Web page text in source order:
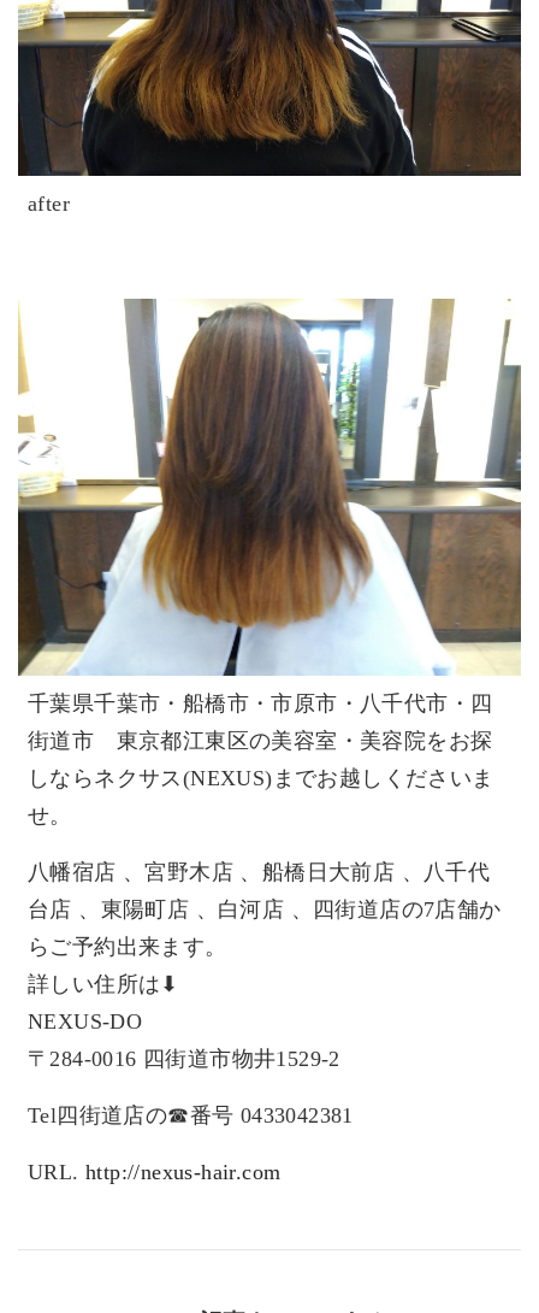
after
千葉県千葉市・船橋市・市原市・八千代市・四
街道市 東京都江東区の美容室・美容院をお探
しならネクサス(NEXUS)までお越しくださいま
せ。
八幡宿店 、宮野木店 、船橋日大前店 、八千代
台店 、東陽町店 、白河店 、四街道店の7店舗か
らご予約出来ます。
詳しい住所は⬇︎
NEXUS-DO
〒284-0016 四街道市物井1529-2
Tel四街道店の☎︎番号 0433042381
URL. http://nexus-hair.com